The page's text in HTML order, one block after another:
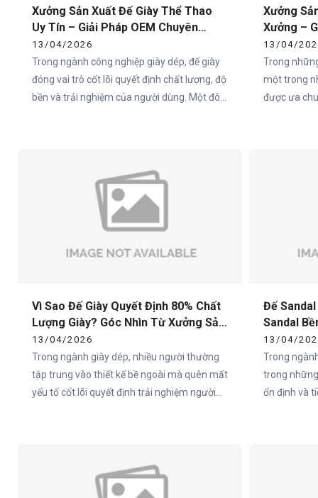
Xưởng Sản Xuất Đế Giày Thể Thao
Uy Tín – Giải Pháp OEM Chuyên
Nghiệp Tại Việt Nam
13/04/2026
Trong ngành công nghiệp giày dép, đế giày
đóng vai trò cốt lõi quyết định chất lượng, độ
bền và trải nghiệm của người dùng. Một đôi
sản xuất đế giày thể thao uy tín là yếu tố
sống còn đối với các thương hiệu.
Xưởng
Xưởng –
Toàn
13/04/
Trong
một trong
được ưa
Vì Sao Đế Giày Quyết Định 80% Chất
Lượng Giày? Góc Nhìn Từ Xưởng Sản
Xuất
13/04/2026
Trong ngành giày dép, nhiều người thường
tập trung vào thiết kế bề ngoài mà quên mất
yếu tố cốt lõi quyết định trải nghiệm người
Đế
Sandal
Cho
13/04/
Trong
trong
ổn định và